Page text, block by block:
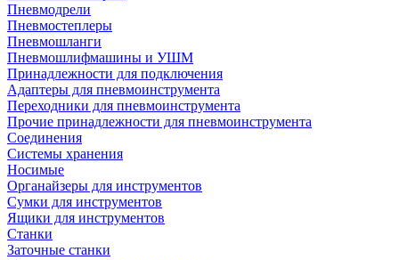
Пневмодрели
Пневмостеплеры
Пневмошланги
Пневмошлифмашины и УШМ
Принадлежности для подключения
Адаптеры для пневмоинструмента
Переходники для пневмоинструмента
Прочие принадлежности для пневмоинструмента
Соединения
Системы хранения
Носимые
Органайзеры для инструментов
Сумки для инструментов
Ящики для инструментов
Станки
Заточные станки